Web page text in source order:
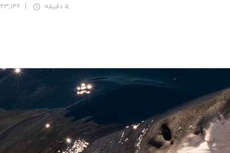
۵ دقیقه | ۲۳,۱۴۶